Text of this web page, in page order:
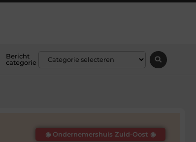
Bericht
categorie
◉ Ondernemershuis Zuid-Oost ◉